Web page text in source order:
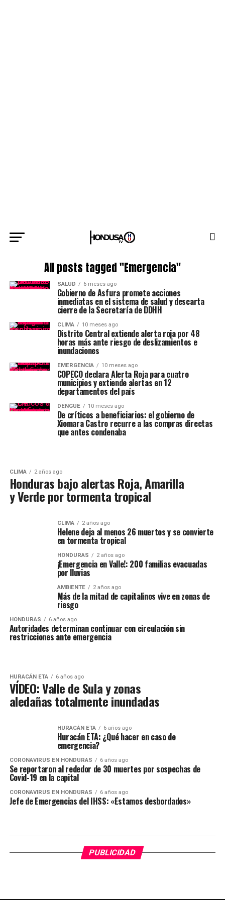
All posts tagged "Emergencia"
SALUD 6 meses ago
Gobierno de Asfura promete acciones
inmediatas en el sistema de salud y descarta
cierre de la Secretaría de DDHH
CLIMA 10 meses ago
Distrito Central extiende alerta roja por 48
horas más ante riesgo de deslizamientos e
inundaciones
EMERGENCIA 10 meses ago
COPECO declara Alerta Roja para cuatro
municipios y extiende alertas en 12
departamentos del país
DENGUE 10 meses ago
De críticos a beneficiarios: el gobierno de
Xiomara Castro recurre a las compras directas
que antes condenaba
CLIMA 2 años ago
Honduras bajo alertas Roja, Amarilla
y Verde por tormenta tropical
CLIMA 2 años ago
Helene deja al menos 26 muertos y se convierte
en tormenta tropical
HONDURAS 2 años ago
¡Emergencia en Valle!: 200 familias evacuadas
por lluvias
AMBIENTE 2 años ago
Más de la mitad de capitalinos vive en zonas de
riesgo
HONDURAS 6 años ago
Autoridades determinan continuar con circulación sin
restricciones ante emergencia
HURACÁN ETA 6 años ago
VÍDEO: Valle de Sula y zonas
aledañas totalmente inundadas
HURACÁN ETA 6 años ago
Huracán ETA: ¿Qué hacer en caso de
emergencia?
CORONAVIRUS EN HONDURAS 6 años ago
Se reportaron al rededor de 30 muertes por sospechas de
Covid-19 en la capital
CORONAVIRUS EN HONDURAS 6 años ago
Jefe de Emergencias del IHSS: «Estamos desbordados»
PUBLICIDAD